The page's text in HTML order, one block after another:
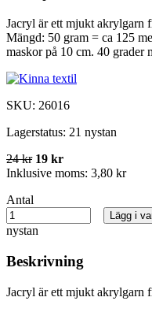
Jacryl är ett mjukt akrylgarn
Mängd: 50 gram = ca 125
maskor på 10 cm. 40 grader
SKU: 26016
Lagerstatus: 21 nystan
24 kr 19 kr
Inklusive moms: 3,80 kr
Antal
nystan
Lägg i
Beskrivning
Jacryl är ett mjukt akrylgarn